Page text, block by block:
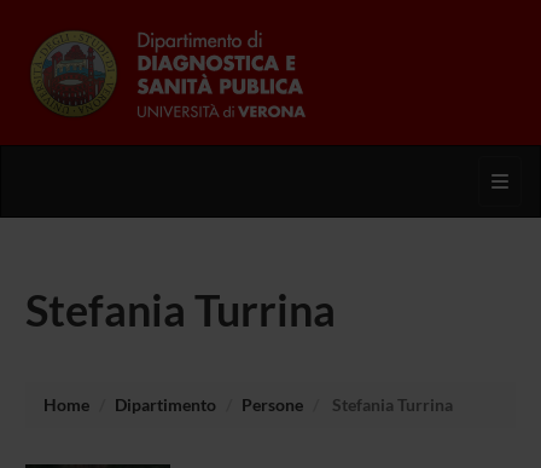
Stefania Turrina
Home Dipartimento Persone Stefania Turrina